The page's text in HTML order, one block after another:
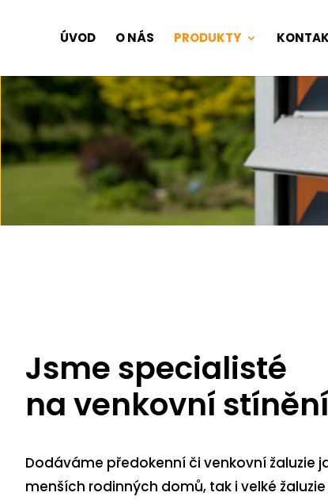
ÚVOD O NÁS PRODUKTY
Jsme specialisté
na venkovní stínění
Dodáváme předokenní či venkovní žaluzie
menších rodinných domů, tak i velké